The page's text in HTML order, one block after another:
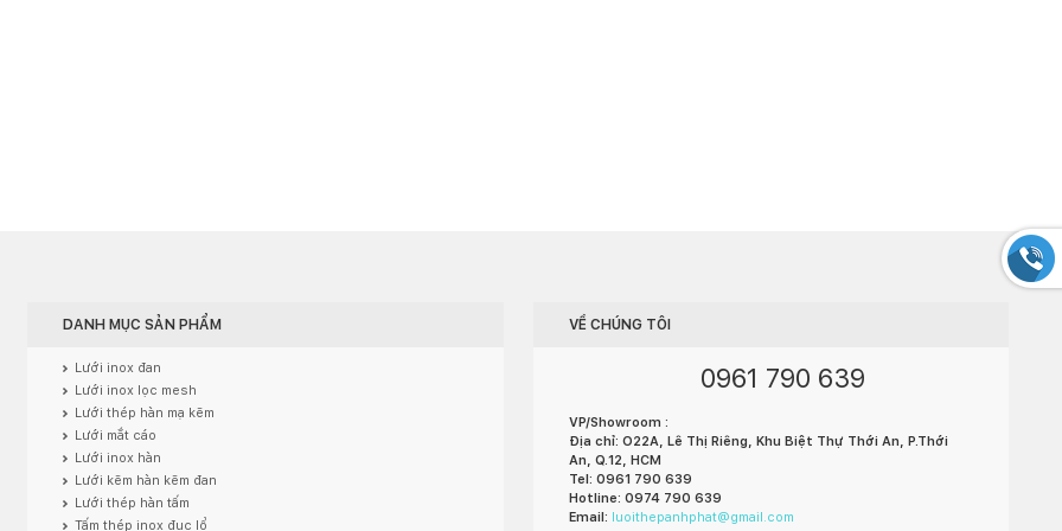
DANH MỤC SẢN PHẨM
Lưới inox đan
Lưới inox lọc mesh
Lưới thép hàn mạ kẽm
Lưới mắt cáo
Lưới inox hàn
Lưới kẽm hàn kẽm đan
Lưới thép hàn tấm
Tấm thép inox đục lổ
VỀ CHÚNG TÔI
0961 790 639
VP/Showroom :
Địa chỉ: O22A, Lê Thị Riêng, Khu Biệt Thự Thới An, P.Thới
An, Q.12, HCM
Tel: 0961 790 639
Hotline: 0974 790 639
Email:
luoithepanhphat@gmail.com